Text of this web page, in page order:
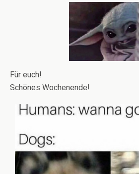
Für euch!
Schönes Wochenende!